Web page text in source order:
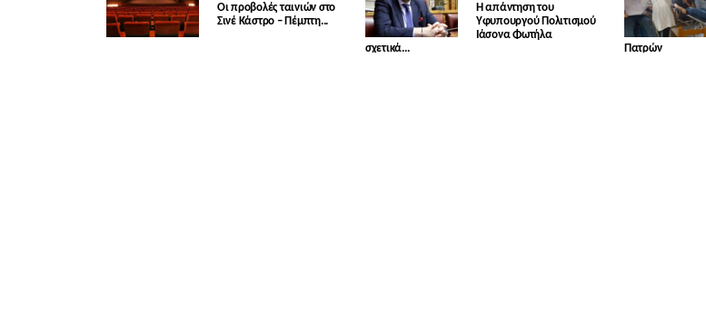
Οι προβολές ταινιών στο
Σινέ Κάστρο – Πέμπτη...
Η απάντηση του
Υφυπουργού Πολιτισμού
Ιάσονα Φωτήλα
σχετικά...
Πατρών